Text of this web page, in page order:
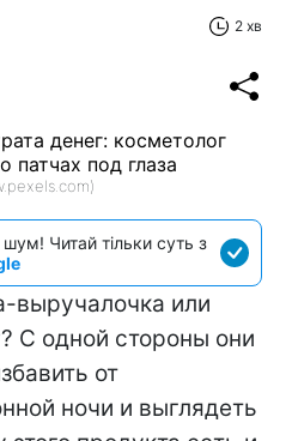
2 хв
Читай тільки суть з
выручалочка или
С одной стороны они
от
ночи и выглядеть